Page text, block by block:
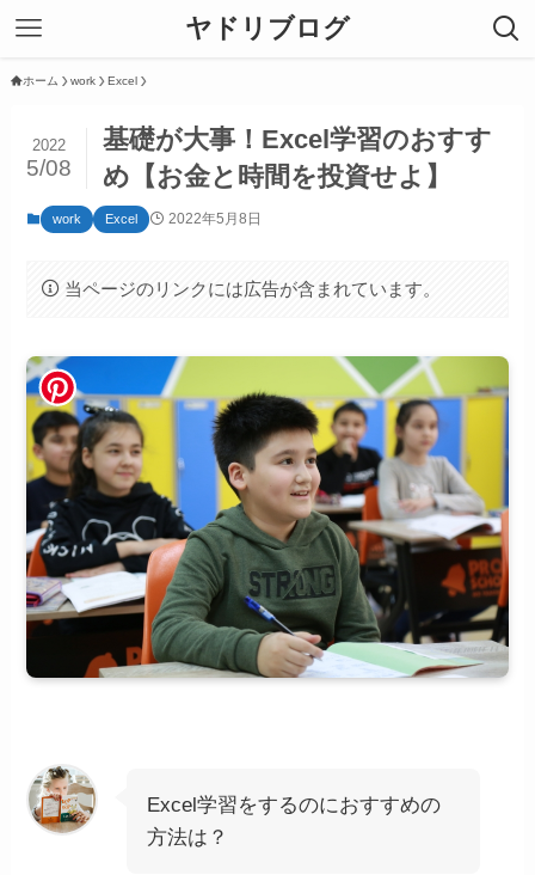
ヤドリブログ
ホーム work Excel
基礎が大事！Excel学習のおすす
め【お金と時間を投資せよ】
2022
5/08
work Excel 2022年5月8日
当ページのリンクには広告が含まれています。
Excel学習をするのにおすすめの
方法は？